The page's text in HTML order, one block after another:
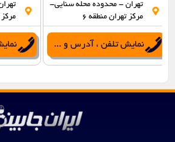
مرکز
تهران - محدوده محله سنایی-
مرکز تهران منطقه 6
نمایش تلفن ، آدرس و ...